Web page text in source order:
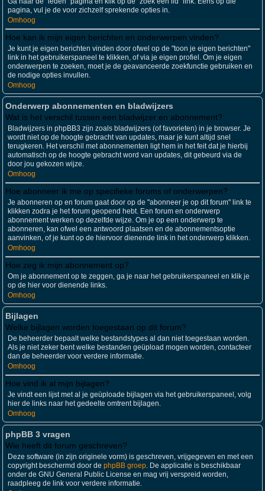
pagina, vul je de voor zichzelf sprekende opties in.
Omhoog
Hoe kan ik mijn eigen berichten en onderwerpen vinden?
Je kunt je eigen berichten vinden door ofwel op de "toon je eigen berichten"
link in het gebruikerspaneel te klikken, of via je eigen profiel. Om je eigen
onderwerpen te zoeken, moet je de geavanceerde zoekfunctie gebruiken en
de nodige opties invullen.
Omhoog
Onderwerp abonnementen en bladwijzers
Wat is het verschil tussen een bladwijzer en abonnement?
Bladwijzers in phpBB3 zijn zoals bladwijzers (of favorieten) in je browser. Je
wordt niet op de hoogte gebracht van updates, maar je kunt altijd snel
terugkeren. Het verschil met abonnementen ligt hem in het feit dat je hierbij
automatisch op de hoogte gebracht word van updates, dit gebeurd via de
door jou gekozen wijze.
Omhoog
Hoe abonneer ik me op specifieke forums of onderwerpen?
Je abonneren op en forum gaat door op de "abonneer je op dit forum" link te
klikken zodra je het forum geopend hebt. Een forum en onderwerp
abonnement werken op dezelfde wijze. Om je op een onderwerp te
abonneren, kan ofwel een antwoord plaatsen en de abonnementsoptie
aanvinken, of je kunt op de hiervoor dienende link in het onderwerp klikken.
Omhoog
Hoe zeg ik mijn abonnement op?
Om je abonnement op te zeggen, ga je naar het gebruikerspaneel en klik je
op de hier voor dienende links.
Omhoog
Bijlagen
Welke bijlagen worden toegestaan op dit forum?
De beheerder bepaalt welke bestandstypes al dan niet toegestaan worden.
Als je niet zeker bent welke bestanden geüpload mogen worden, contacteer
dan de beheerder voor verdere informatie.
Omhoog
Hoe vind ik al mijn bijlagen?
Je vindt een lijst met al je geüploade bijlagen via het gebruikerspaneel, volg
hier de links naar het gedeelte omtrent bijlagen.
Omhoog
phpBB 3 vragen
Wie heeft dit forum geschreven?
Deze software (in zijn originele vorm) is geschreven, vrijgegeven en met een
copyright beschermd door de phpBB groep. De applicatie is beschikbaar
onder de GNU General Public License en mag vrij verspreid worden,
raadpleeg de link voor verdere informatie.